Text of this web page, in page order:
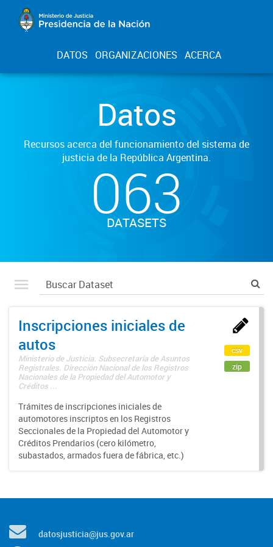
DATOS ORGANIZACIONES ACERCA
Datos
Recursos acerca del funcionamiento del sistema de
justicia de la República Argentina.
063
DATASETS
Inscripciones iniciales de
autos
Ministerio de Justicia. Subsecretaría de Asuntos
Registrales. Dirección Nacional de los Registros
Nacionales de la Propiedad del Automotor y
Créditos ...
Trámites de inscripciones iniciales de
automotores inscriptos en los Registros
Seccionales de la Propiedad del Automotor y
Créditos Prendarios (cero kilómetro,
subastados, armados fuera de fábrica, etc.)
csv
zip
datosjusticia@jus.gov.ar